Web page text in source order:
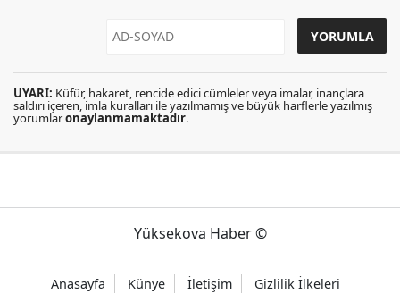
UYARI: Küfür, hakaret, rencide edici cümleler veya imalar, inançlara
saldırı içeren, imla kuralları ile yazılmamış ve büyük harflerle yazılmış
yorumlaronaylanmamaktadır.
Yüksekova Haber ©
Anasayfa Künye İletişim Gizlilik İlkeleri